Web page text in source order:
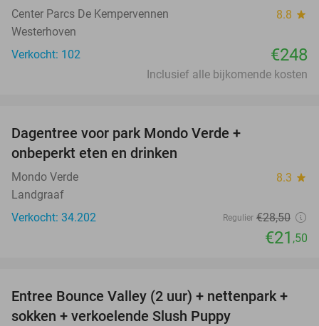
Center Parcs De Kempervennen 8.8 star
Westerhoven
Verkocht: 102
€248
Inclusief alle bijkomende kosten
Dagentree voor park Mondo Verde +
onbeperkt eten en drinken
Mondo Verde 8.3 star
Landgraaf
Verkocht: 34.202
Regulier €28,50
€21 ,50
46%
Entree Bounce Valley (2 uur) + nettenpark +
sokken + verkoelende Slush Puppy